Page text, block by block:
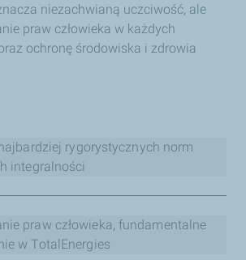
niezachwianą uczciwość, ale
praw człowieka w każdych
ochronę środowiska i zdrowia
rygorystycznych norm
integralności
zachowanie jako Grupa we
musimy móc liczyć na uczciwość
interesariuszy.
praw człowieka, fundamentalne
w TotalEnergies